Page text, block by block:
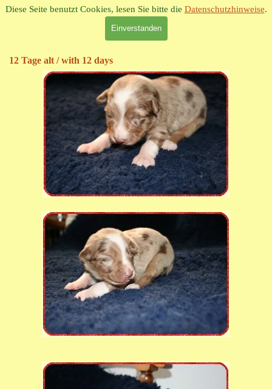
Diese Seite benutzt Cookies, lesen Sie bitte die Datenschutzhinweise.
Einverstanden
Direkt zum Seiteninhalt
StrawberryfieldHonky Tonk Woman
Red Merle W/ ,Female
12 Tage alt / with 12 days